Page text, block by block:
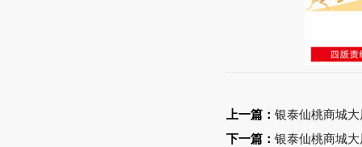
上一篇： 银泰仙桃商城
下一篇： 银泰仙桃商城